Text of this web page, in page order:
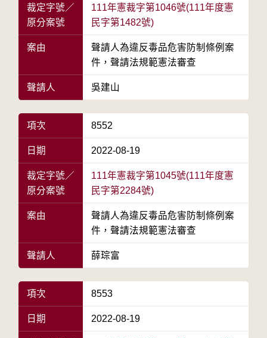
裁定字號／
原分案號
111年憲裁字第1046號(111年度憲
民字第1482號)
案由
聲請人為違反毒品危害防制條例案
件，聲請法規範憲法審查
聲請人 吳建山
項次 8552
日期 2022-08-19
裁定字號／
原分案號
111年憲裁字第1045號(111年度憲
民字第2284號)
案由
聲請人為違反毒品危害防制條例案
件，聲請法規範憲法審查
聲請人 薛琮富
項次 8553
日期 2022-08-19